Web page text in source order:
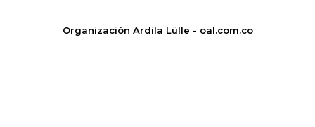
Organización Ardila Lülle - oal.com.co